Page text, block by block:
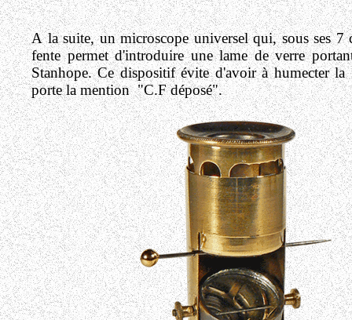
A la suite, un microscope universel qui, sous ses
fente permet d'introduire une lame de verre
Stanhope. Ce dispositif évite d'avoir à humecter
porte la mention "C.F déposé".